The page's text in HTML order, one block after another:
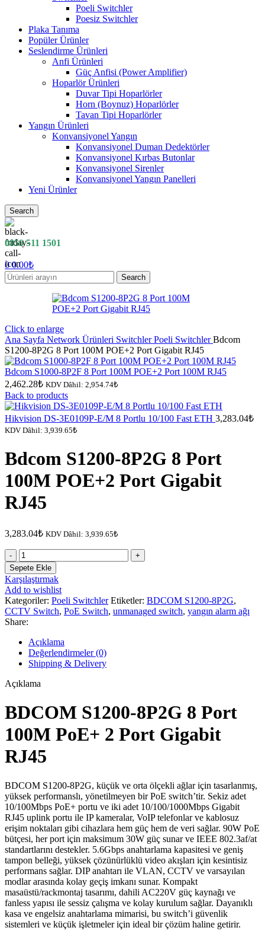
Poeli Switchler
Poesiz Switchler
Plaka Tanıma
Popüler Ürünler
Seslendirme Ürünleri
Anfi Ürünleri
Güç Anfisi (Power Amplifier)
Hoparlör Ürünleri
Duvar Tipi Hoparlörler
Horn (Boynuz) Hoparlörler
Tavan Tipi Hoparlörler
Yangın Ürünleri
Konvansiyonel Yangın
Konvansiyonel Duman Dedektörler
Konvansiyonel Kırbas Butonlar
Konvansiyonel Sirenler
Konvansiyonel Yangın Panelleri
Yeni Ürünler
Search
0850 511 1501
00.00₺
Search
Click to enlarge
Ana Sayfa Network Ürünleri SwitchlerPoeli SwitchlerBdcom
S1200-8P2G 8 Port 100M POE+2 Port Gigabit RJ45
Bdcom S1000-8P2F 8 Port 100M POE+2 Port 100M RJ45
2,462.28₺ KDV Dâhil: 2,954.74₺
Back to products
Hikvision DS-3E0109P-E/M 8 Portlu 10/100 Fast ETH 3,283.04₺
KDV Dâhil: 3,939.65₺
Bdcom S1200-8P2G 8 Port
100M POE+2 Port Gigabit
RJ45
3,283.04₺ KDV Dâhil: 3,939.65₺
Bdcom
S1200-
8P2G
8
Port
100M
POE+2
Port
Gigabit
RJ45
adet
Sepete Ekle
Karşılaştırmak
Add to wishlist
Kategoriler: Poeli Switchler Etiketler: BDCOM S1200-8P2G,
CCTV Switch, PoE Switch, unmanaged switch, yangın alarm ağı
Share:
Açıklama
Değerlendirmeler (0)
Shipping & Delivery
Açıklama
BDCOM S1200-8P2G 8 Port
100M PoE+ 2 Port Gigabit
RJ45
BDCOM S1200-8P2G, küçük ve orta ölçekli ağlar için tasarlanmış,
yüksek performanslı, yönetilmeyen bir PoE switch’tir. Sekiz adet
10/100Mbps PoE+ portu ve iki adet 10/100/1000Mbps Gigabit
RJ45 uplink portu ile IP kameralar, VoIP telefonlar ve kablosuz
erişim noktaları gibi cihazlara hem güç hem de veri sağlar. 90W PoE
bütçesi, her port için maksimum 30W güç sunar ve IEEE 802.3af/at
standartlarını destekler. 5.6Gbps anahtarlama kapasitesi ve geniş
tampon belleği, yüksek çözünürlüklü video akışları için kesintisiz
performans sağlar. DIP anahtarı ile VLAN, CCTV ve varsayılan
modlar arasında kolay geçiş imkanı sunar. Kompakt
masaüstü/rackmontaj tasarımı, dahili AC220V güç kaynağı ve
fanless yapısı ile sessiz çalışma ve kolay kurulum sağlar. Dayanıklı
kasa ve engelsiz anahtarlama mimarisi, bu switch’i güvenlik
sistemleri ve küçük işletmeler için ideal bir çözüm haline getirir.